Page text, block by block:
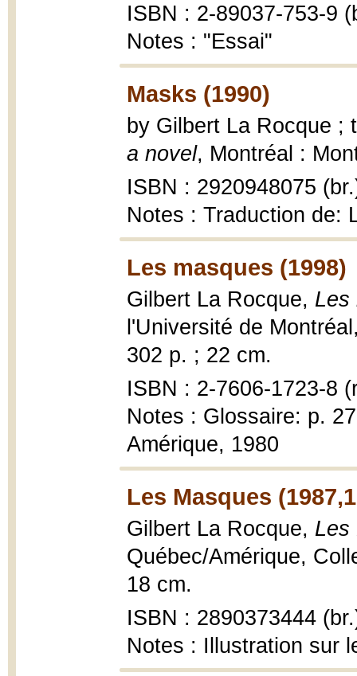
ISBN : 2-89037-753-9
Notes : "Essai"
Masks (1990)
by Gilbert La Rocque
a novel, Montréal :
ISBN : 2920948075
Notes : Traduction de:
Les masques (1998)
Gilbert La Rocque, Les
l'Université de
302 p. ; 22 cm.
ISBN : 2-7606-1723-8
Notes : Glossaire: p.
Amérique, 1980
Les Masques
Gilbert La Rocque, Les
Québec/Amérique,
18 cm.
ISBN : 2890373444
Notes : Illustration sur